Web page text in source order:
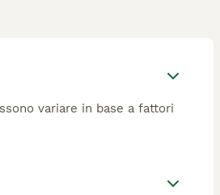
variare in base a fattori